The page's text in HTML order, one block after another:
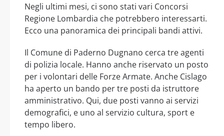
Negli ultimi mesi, ci sono stati vari Concorsi
Regione Lombardia che potrebbero interessarti.
Ecco una panoramica dei principali bandi attivi.
Il Comune di Paderno Dugnano cerca tre agenti
di polizia locale. Hanno anche riservato un posto
per i volontari delle Forze Armate. Anche Cislago
ha aperto un bando per tre posti da istruttore
amministrativo. Qui, due posti vanno ai servizi
demografici, e uno al servizio cultura, sport e
tempo libero.